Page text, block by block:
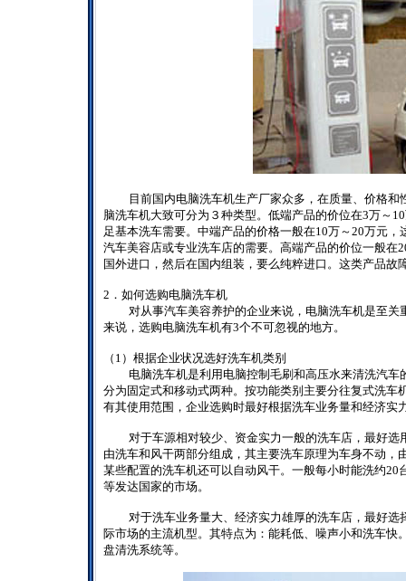
目前国内电脑洗车机生产厂家众多，在质量、价格
脑洗车机大致可分为３种类型。低端产品的价位在3万～ 10
足基本洗车需要。中端产品的价格一般在10万～20万元，
汽车美容店或专业洗车店的需要。高端产品的价位一般在
国外进口，然后在国内组装，要么纯粹进口。这类产品
2 ．如何选购电脑洗车机
对从事汽车美容养护的企业来说，电脑洗车机是至
来说，选购电脑洗车机有3个不可忽视的地方。
（ 1 ）根据企业状况选好洗车机类别
电脑洗车机是利用电脑控制毛刷和高压水来清洗汽
分为固定式和移动式两种。按功能类别主要分往复式洗
有其使用范围，企业选购时最好根据洗车业务量和经济实
对于车源相对较少、资金实力一般的洗车店，最好
由洗车和风干两部分组成，其主要洗车原理为车身不动
某些配置的洗车机还可以自动风干。一般每小时能洗约20
等发达国家的市场。
对于洗车业务量大、经济实力雄厚的洗车店，最好
际市场的主流机型。其特点为：能耗低、噪声小和洗车
盘清洗系统等。